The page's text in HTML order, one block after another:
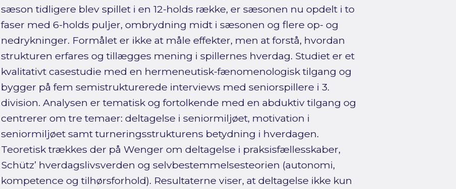
sæson tidligere blev spillet i en 12-holds række, er sæsonen nu opdelt i to
faser med 6-holds puljer, ombrydning midt i sæsonen og flere op- og
nedrykninger. Formålet er ikke at måle effekter, men at forstå, hvordan
strukturen erfares og tillægges mening i spillernes hverdag. Studiet er et
kvalitativt casestudie med en hermeneutisk-fænomenologisk tilgang og
bygger på fem semistrukturerede interviews med seniorspillere i 3.
division. Analysen er tematisk og fortolkende med en abduktiv tilgang og
centrerer om tre temaer: deltagelse i seniormiljøet, motivation i
seniormiljøet samt turneringsstrukturens betydning i hverdagen.
Teoretisk trækkes der på Wenger om deltagelse i praksisfællesskaber,
Schütz’ hverdagslivsverden og selvbestemmelsesteorien (autonomi,
kompetence og tilhørsforhold). Resultaterne viser, at deltagelse ikke kun